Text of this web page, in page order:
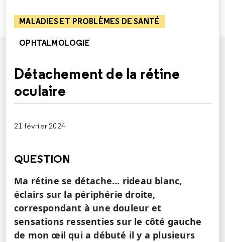
MALADIES ET PROBLÈMES DE SANTÉ
OPHTALMOLOGIE
Détachement de la rétine
oculaire
21 février 2024
QUESTION
Ma rétine se détache... rideau blanc,
éclairs sur la périphérie droite,
correspondant à une douleur et
sensations ressenties sur le côté gauche
de mon œil qui a débuté il y a plusieurs